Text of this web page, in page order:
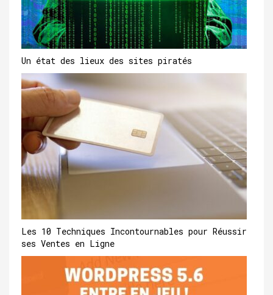
Un état des lieux des sites piratés
Les 10 Techniques Incontournables pour Réussir
ses Ventes en Ligne